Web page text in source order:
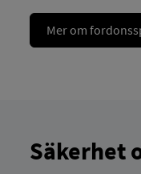
Mer om
Säkerhet